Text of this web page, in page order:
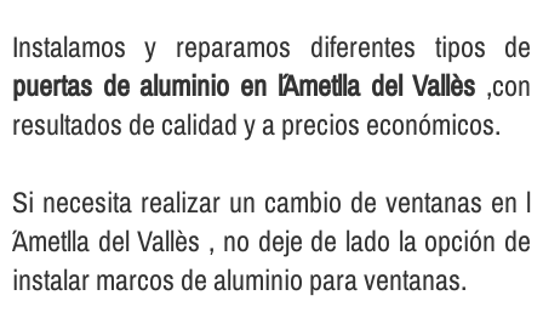
Instalamos y reparamos diferentes tipos de
puertas de aluminio en l´Ametlla del Vallès ,con
resultados de calidad y a precios económicos.
Si necesita realizar un cambio de ventanas en l
´Ametlla del Vallès , no deje de lado la opción de
instalar marcos de aluminio para ventanas.